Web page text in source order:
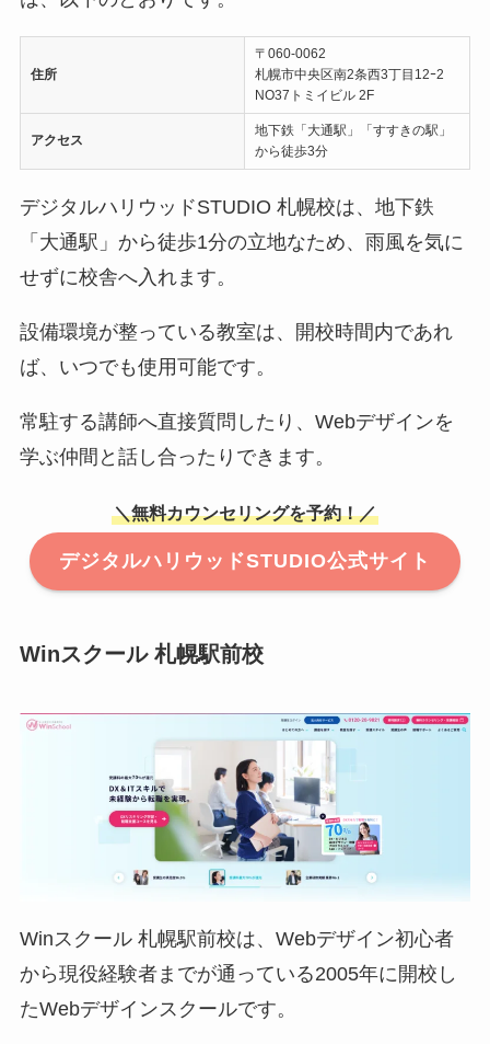
住所
〒060-0062
札幌市中央区南2条西3丁目12ｰ2
NO37トミイビル 2F
アクセス
地下鉄「大通駅」「すすきの駅」
から徒歩3分
デジタルハリウッドSTUDIO 札幌校は、地下鉄
「大通駅」から徒歩1分の立地なため、雨風を気に
せずに校舎へ入れます。
設備環境が整っている教室は、開校時間内であれ
ば、いつでも使用可能です。
常駐する講師へ直接質問したり、Webデザインを
学ぶ仲間と話し合ったりできます。
＼無料カウンセリングを予約！／
デジタルハリウッドSTUDIO公式サイト
Winスクール 札幌駅前校
Winスクール 札幌駅前校は、Webデザイン初心者
から現役経験者までが通っている2005年に開校し
たWebデザインスクールです。